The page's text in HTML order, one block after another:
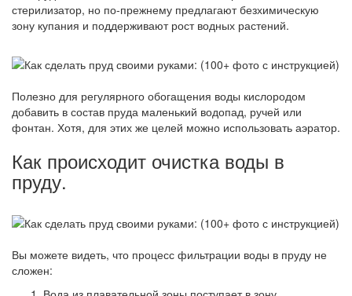
стерилизатор, но по-прежнему предлагают безхимическую
зону купания и поддерживают рост водных растений.
Полезно для регулярного обогащения воды кислородом
добавить в состав пруда маленький водопад, ручей или
фонтан. Хотя, для этих же целей можно использовать аэратор.
Как происходит очистка воды в
пруду.
Вы можете видеть, что процесс фильтрации воды в пруду не
сложен: